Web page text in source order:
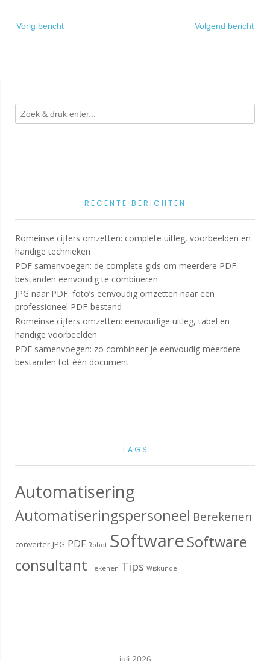
navigatie
Vorig bericht Volgend bericht
RECENTE BERICHTEN
Romeinse cijfers omzetten: complete uitleg, voorbeelden en
handige technieken
PDF samenvoegen: de complete gids om meerdere PDF-
bestanden eenvoudig te combineren
JPG naar PDF: foto’s eenvoudig omzetten naar een
professioneel PDF-bestand
Romeinse cijfers omzetten: eenvoudige uitleg, tabel en
handige voorbeelden
PDF samenvoegen: zo combineer je eenvoudig meerdere
bestanden tot één document
TAGS
Automatisering
Automatiseringspersoneel Berekenen
converter JPG PDF Robot SoftwareSoftware
consultant Tekenen Tips Wiskunde